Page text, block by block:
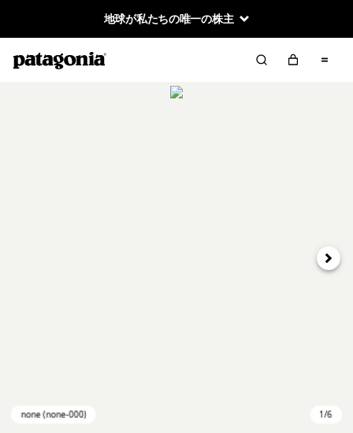
地球が私たちの唯一の株主
次へ